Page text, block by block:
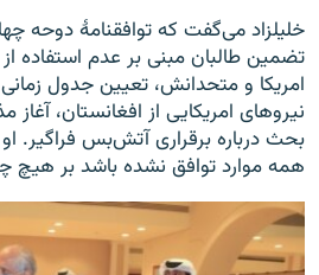
خلیلزاد می‌گفت که توافقنامۀ دوحه
تضمین طالبان مبنی بر عدم استفاده
امریکا و متحدانش، تعیین جدول
نیروهای امریکایی از افغانستان، آغاز
بحث درباره برقراری آتش‌بس فراگیر.
همه موارد توافق نشده باشد بر